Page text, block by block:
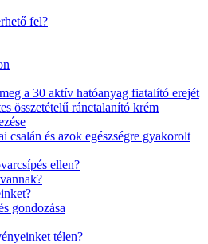
fel?
a 30 aktív hatóanyag fiatalító erejét
összetételű ránctalanító krém
csalán és azok egészségre gyakorolt
ellen?
gondozása
télen?